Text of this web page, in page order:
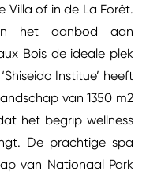
Villa of in de La Forêt.
het aanbod aan
Bois de ideale plek
Institue’ heeft
van 1350 m2
het begrip wellness
De prachtige spa
van Nationaal Park